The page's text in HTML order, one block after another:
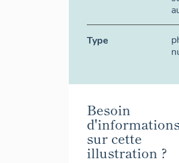
Type
Besoin
sur cette
illustration ?